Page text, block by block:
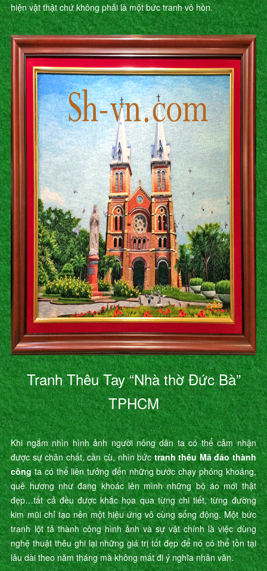
hiện vật thật chứ không phải là một bức tranh vô hồn.
Tranh Thêu Tay “Nhà thờ Đức Bà”
TPHCM
Khi ngắm nhìn hình ảnh người nông dân ta có thể cảm nhận
được sự chân chất, cần cù, nhìn bứctranh thêu Mã đáo thành
côngta có thể liên tưởng đến những bước chạy phóng khoáng,
quê hương như đang khoác lên mình những bộ áo mới thật
đẹp…tất cả đều được khắc họa qua từng chi tiết, từng đường
kim mũi chỉ tạo nên một hiệu ứng vô cùng sống động. Một bức
tranh lột tả thành công hình ảnh và sự vật chính là việc dùng
nghệ thuật thêu ghi lại những giá trị tốt đẹp để nó có thể tồn tại
lâu dài theo năm tháng mà không mất đi ý nghĩa nhân văn.